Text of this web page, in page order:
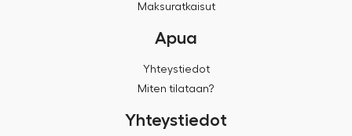
Maksuratkaisut
Apua
Yhteystiedot
Miten tilataan?
Yhteystiedot